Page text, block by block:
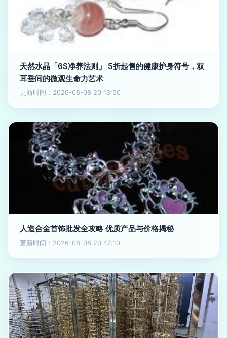
天然水晶「6S净养法则」 5折起售的健康护身符号，双
耳垂间的微观生命力艺术
更新时间：2026-08-08 20:13:50
人造合金首饰批发全攻略 优质产品与价格揭秘
更新时间：2026-08-08 20:47:10